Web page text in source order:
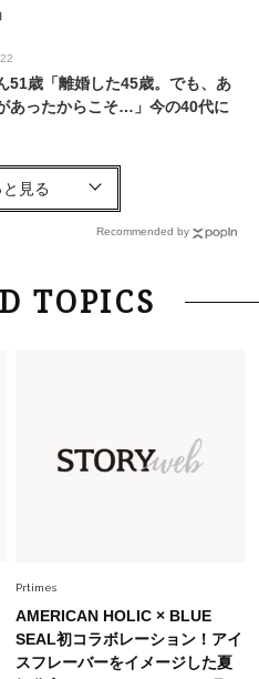
51歳「離婚した45歳。でも、あ
あったからこそ…」今の40代に
派】白Tシャツは「パール×ゴー
」は褒め言葉？“若い＝美しい”と
が問い直す“理想の老後”の呪縛
載23】
40代になり、やっと“仕事以外の
Recommended by
TOPICS
Prtimes
AMERICAN HOLIC × BLUE
SEAL初コラボレーション！アイ
スフレーバーをイメージした夏